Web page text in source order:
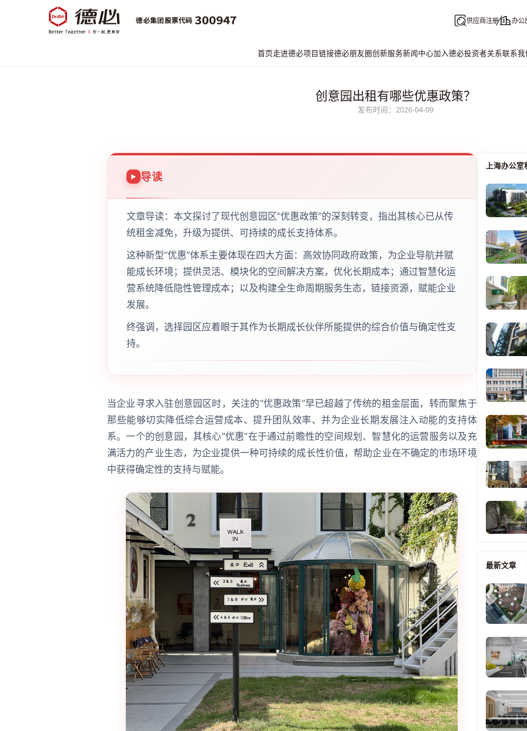
供应商注册 办公
首页走进德必项目链接德必朋友圈创新服务新闻中心加入德必投资者关系联系我
创意园出租有哪些优惠政策？
发布时间：2026-04-09
导读
文章导读：本文探讨了现代创意园区“优惠政策”的深刻转变，指出其核心已从传
统租金减免，升级为提供、可持续的成长支持体系。
这种新型“优惠”体系主要体现在四大方面：高效协同政府政策，为企业导航并赋
能成长环境；提供灵活、模块化的空间解决方案，优化长期成本；通过智慧化运
营系统降低隐性管理成本；以及构建全生命周期服务生态，链接资源，赋能企业
发展。
终强调，选择园区应着眼于其作为长期成长伙伴所能提供的综合价值与确定性支
持。
当企业寻求入驻创意园区时，关注的“优惠政策”早已超越了传统的租金层面，转而聚焦于
那些能够切实降低综合运营成本、提升团队效率、并为企业长期发展注入动能的支持体
系。一个的创意园，其核心“优惠”在于通过前瞻性的空间规划、智慧化的运营服务以及充
满活力的产业生态，为企业提供一种可持续的成长性价值，帮助企业在不确定的市场环境
中获得确定性的支持与赋能。
上海办公室
最新文章